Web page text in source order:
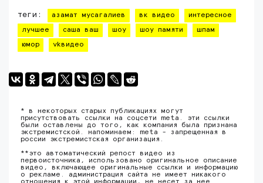
теги: азамат мусагалиев вк видео интересное
лучшее саша ваш шоу шоу памяти шпам
юмор vkвидео
* в некоторых старых публикациях могут
присутствовать ссылки на соцсети meta. эти ссылки
были оставлены до того, как компания была признана
экстремистской. напоминаем: meta - запрещенная в
россии экстремистская организация.
**это автоматический репост видео из
первоисточника, использовано оригинальное описание
видео, включающее оригинальные ссылки и информацию
о рекламе. администрация сайта не имеет никакого